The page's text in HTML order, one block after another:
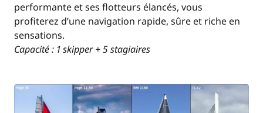
performante et ses flotteurs élancés, vous
profiterez d’une navigation rapide, sûre et riche en
sensations.
Capacité : 1 skipper + 5 stagiaires